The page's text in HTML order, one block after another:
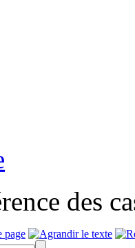
des